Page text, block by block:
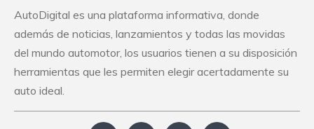
AutoDigital es una plataforma informativa, donde
además de noticias, lanzamientos y todas las movidas
del mundo automotor, los usuarios tienen a su disposición
herramientas que les permiten elegir acertadamente su
auto ideal.